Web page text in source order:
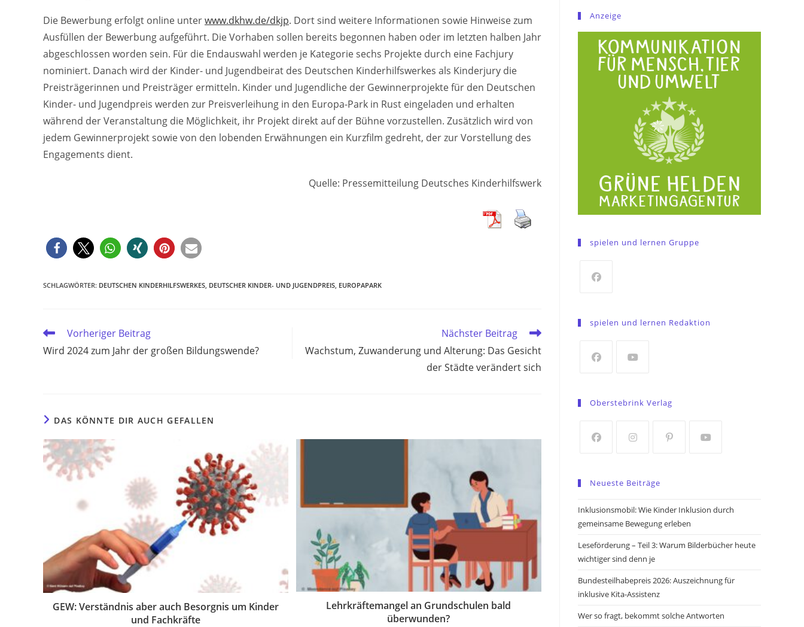
Die Bewerbung erfolgt online unterwww.dkhw.de/dkjp. Dort sind weitere Informationen sowie Hinweise zum
Ausfüllen der Bewerbung aufgeführt. Die Vorhaben sollen bereits begonnen haben oder im letzten halben Jahr
abgeschlossen worden sein. Für die Endauswahl werden je Kategorie sechs Projekte durch eine Fachjury
nominiert. Danach wird der Kinder- und Jugendbeirat des Deutschen Kinderhilfswerkes als Kinderjury die
Preisträgerinnen und Preisträger ermitteln. Kinder und Jugendliche der Gewinnerprojekte für den Deutschen
Kinder- und Jugendpreis werden zur Preisverleihung in den Europa-Park in Rust eingeladen und erhalten
während der Veranstaltung die Möglichkeit, ihr Projekt direkt auf der Bühne vorzustellen. Zusätzlich wird von
jedem Gewinnerprojekt sowie von den lobenden Erwähnungen ein Kurzfilm gedreht, der zur Vorstellung des
Engagements dient.
Quelle: Pressemitteilung Deutsches Kinderhilfswerk
SCHLAGWÖRTER: DEUTSCHEN KINDERHILFSWERKES DEUTSCHER KINDER- UND JUGENDPREIS EUROPAPARK
Weitere
ansehen
Vorheriger Beitrag
Wird 2024 zum Jahr der großen Bildungswende?
Nächster Beitrag
Wachstum, Zuwanderung und Alterung: Das Gesicht
der Städte verändert sich
DAS KÖNNTE DIR AUCH GEFALLEN
GEW: Verständnis aber auch Besorgnis um Kinder
und Fachkräfte
Lehrkräftemangel an Grundschulen bald
überwunden?
Anzeige
spielen und lernen Gruppe
a
tab
spielen und lernen Redaktion
a
tab
Oberstebrink Verlag
a
new
tab
new
tab
a
new
tab
new
tab
Neueste Beiträge
Inklusionsmobil: Wie Kinder Inklusion durch
gemeinsame Bewegung erleben
Leseförderung – Teil 3: Warum Bilderbücher heute
wichtiger sind denn je
Bundesteilhabepreis 2026: Auszeichnung für
inklusive Kita-Assistenz
Wer so fragt, bekommt solche Antworten